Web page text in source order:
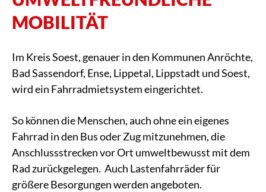
MOBILITÄT
Im Kreis Soest, genauer in den Kommunen Anröchte,
Bad Sassendorf, Ense, Lippetal, Lippstadt und Soest,
wird ein Fahrradmietsystem eingerichtet.
So können die Menschen, auch ohne ein eigenes
Fahrrad in den Bus oder Zug mitzunehmen, die
Anschlussstrecken vor Ort umweltbewusst mit dem
Rad zurückgelegen. Auch Lastenfahrräder für
größere Besorgungen werden angeboten.